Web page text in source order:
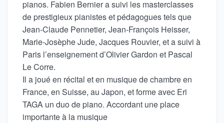
pianos. Fabien Bernier a suivi les masterclasses
de prestigieux pianistes et pédagogues tels que
Jean-Claude Pennetier, Jean-François Heisser,
Marie-Josèphe Jude, Jacques Rouvier, et a suivi à
Paris l’enseignement d’Olivier Gardon et Pascal
Le Corre.
Il a joué en récital et en musique de chambre en
France, en Suisse, au Japon, et forme avec Eri
TAGA un duo de piano. Accordant une place
importante à la musique